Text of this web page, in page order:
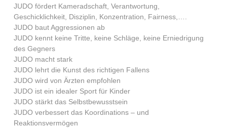
JUDO fördert Kameradschaft, Verantwortung,
Geschicklichkeit, Disziplin, Konzentration, Fairness,….
JUDO baut Aggressionen ab
JUDO kennt keine Tritte, keine Schläge, keine Erniedrigung
des Gegners
JUDO macht stark
JUDO lehrt die Kunst des richtigen Fallens
JUDO wird von Ärzten empfohlen
JUDO ist ein idealer Sport für Kinder
JUDO stärkt das Selbstbewusstsein
JUDO verbessert das Koordinations – und
Reaktionsvermögen